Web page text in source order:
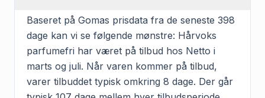
Baseret på Gomas prisdata fra de seneste 398
dage kan vi se følgende mønstre: Hårvoks
parfumefri har været på tilbud hos Netto i
marts og juli. Når varen kommer på tilbud,
varer tilbuddet typisk omkring 8 dage. Der går